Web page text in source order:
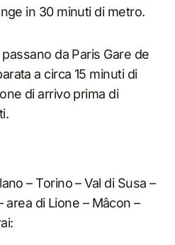
in 30 minuti di metro.
da Paris Gare de
a circa 15 minuti di
di arrivo prima di
– Torino – Val di Susa –
area di Lione – Mâcon –